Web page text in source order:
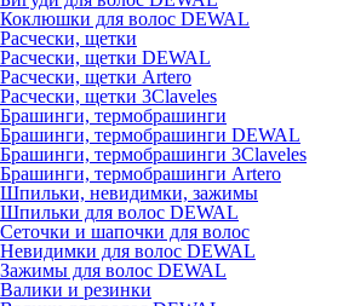
Коклюшки для волос DEWAL
Расчески, щетки
Расчески, щетки DEWAL
Расчески, щетки Artero
Расчески, щетки 3Claveles
Брашинги, термобрашинги
Брашинги, термобрашинги DEWAL
Брашинги, термобрашинги 3Claveles
Брашинги, термобрашинги Artero
Шпильки, невидимки, зажимы
Шпильки для волос DEWAL
Сеточки и шапочки для волос
Невидимки для волос DEWAL
Зажимы для волос DEWAL
Валики и резинки